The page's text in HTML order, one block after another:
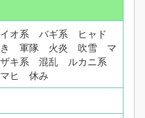
オ系 バギ系 ヒャド
軍隊 火炎 吹雪 マ
キ系 混乱 ルカニ系
ヒ 休み